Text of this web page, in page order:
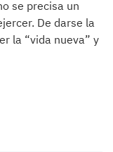
se precisa un
De darse la
la “vida nueva” y